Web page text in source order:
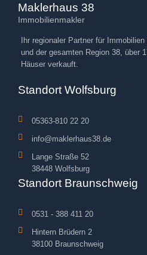
Maklerhaus 38
Immobilienmakler
Ihr regionaler Partner für
und der gesamten Region 38, über
Häuser verkauft.
Standort Wolfsburg
05363-810 22 20
info@maklerhaus38.de
Lange Straße 52
38448 Wolfsburg
Standort Braunschweig
0531 - 388 411 20
Hintern Brüdern 2
38100 Braunschweig